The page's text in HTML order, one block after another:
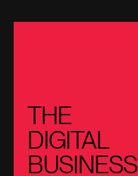
THE
DIGITAL
BUSINESS